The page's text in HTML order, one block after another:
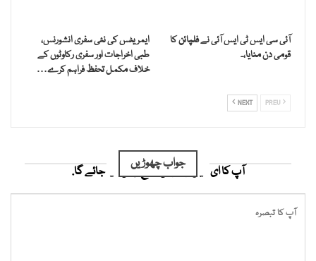
آئی سی ایس ٹی ایس آئی نے فلپائن کا
قومی دن منایا،۔
ایمریٹس کی نئی سفری انشورنس،
طبی اخراجات اور سفری رکاوٹوں کے
خلاف مکمل تحفظ فراہم کرے…
NEXT
جواب چھوڑیں
آپ کا ای میل ایڈریس شائع نہیں کیا جائے گا.